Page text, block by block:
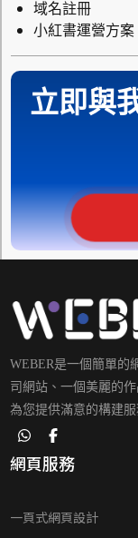
域名註冊
小紅書運營方案
立即與
WEBER是一個簡單的
司網站、一個美麗的
為您提供滿意的構建服
網頁服務
一頁式網頁設計